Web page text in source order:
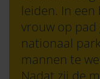
leiden. In een
vrouw op
nationaal
mannen te
Nadat zij de